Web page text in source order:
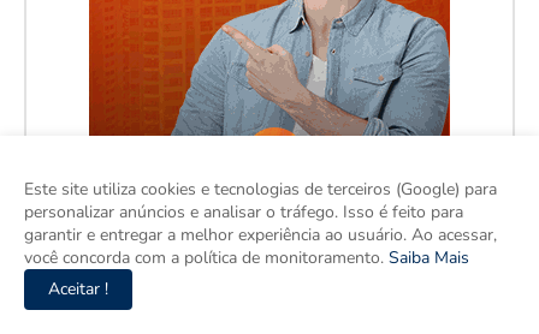
Este site utiliza cookies e tecnologias de terceiros (Google) para
personalizar anúncios e analisar o tráfego. Isso é feito para
garantir e entregar a melhor experiência ao usuário. Ao acessar,
você concorda com a política de monitoramento. Saiba Mais
Aceitar !